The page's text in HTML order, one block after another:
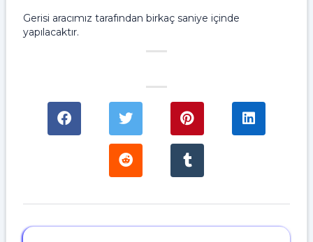
Gerisi aracımız tarafından birkaç saniye içinde
yapılacaktır.